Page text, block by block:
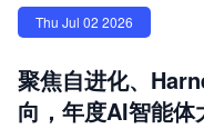
Thu Jul 02 2026
聚焦自进化、
向，年度AI智能体